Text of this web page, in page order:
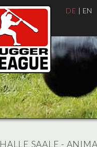
DE | EN
HALLE SAALE -